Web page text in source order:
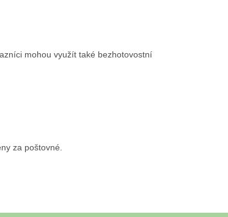
mohou využít také bezhotovostní
za poštovné.